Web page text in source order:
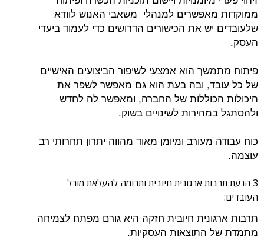
ממוקדות מאפשרים למנהלי משאבי האנוש לוודא
שלעובדים יש את הכישורים הדרושים כדי לעמוד ביעדי
העסק.
פיתוח מתמשך הוא אמצעי לשיפור הביצועים האישיים
של כל עובד, ובה בעת הוא גם מאפשר לשפר את
היכולות הכוללות של החברה, ומאפשר לה לחדש
ולהסתגל במהירות לשינויים בשוק.
כוח עבודה מעורב ומיומן מאוד מהווה יתרון תחרותי רב
עוצמה.
3 הנעת תרבות ארגונית חיובית ותרומה להעלאת מורל
העובדים:
תרבות ארגונית חיובית חזקה היא גורם מפתח לצמיחה
מתמדת של התוצאות העסקיות.